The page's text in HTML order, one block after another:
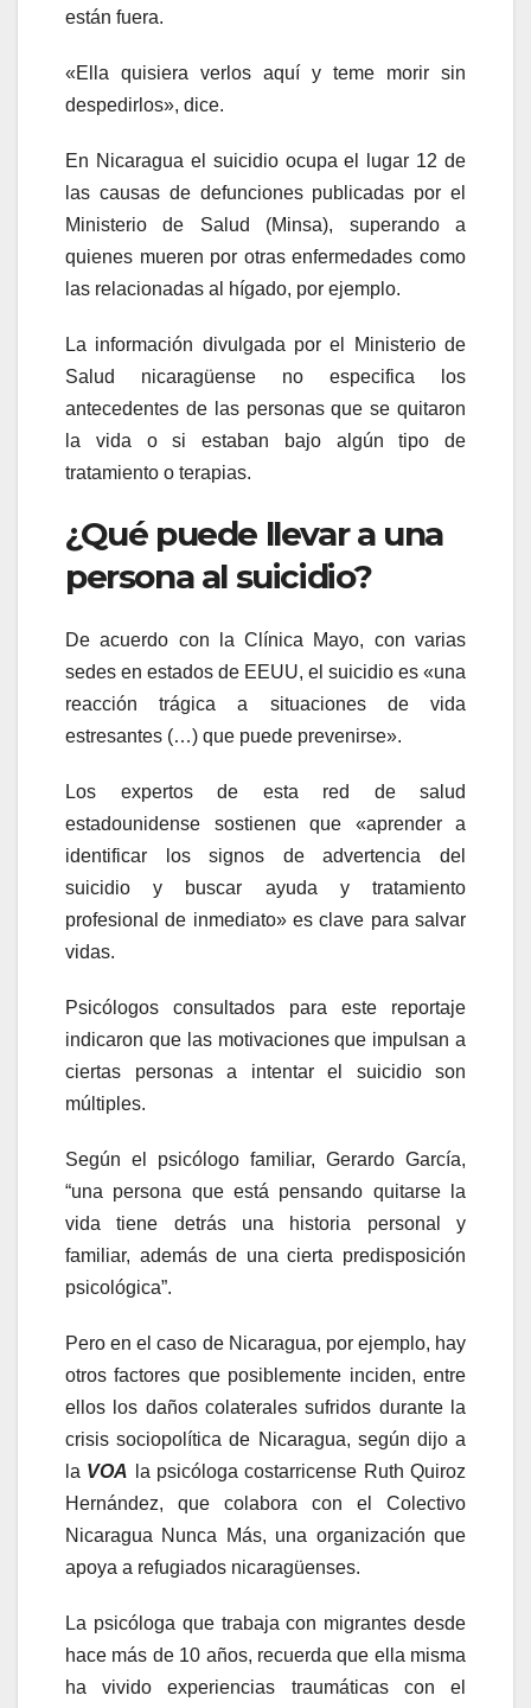
están fuera.
«Ella quisiera verlos aquí y teme morir sin
despedirlos», dice.
En Nicaragua el suicidio ocupa el lugar 12 de
las causas de defunciones publicadas por el
Ministerio de Salud (Minsa), superando a
quienes mueren por otras enfermedades como
las relacionadas al hígado, por ejemplo.
La información divulgada por el Ministerio de
Salud nicaragüense no especifica los
antecedentes de las personas que se quitaron
la vida o si estaban bajo algún tipo de
tratamiento o terapias.
¿Qué puede llevar a una
persona al suicidio?
De acuerdo con la Clínica Mayo, con varias
sedes en estados de EEUU, el suicidio es «una
reacción trágica a situaciones de vida
estresantes (…) que puede prevenirse».
Los expertos de esta red de salud
estadounidense sostienen que «aprender a
identificar los signos de advertencia del
suicidio y buscar ayuda y tratamiento
profesional de inmediato» es clave para salvar
vidas.
Psicólogos consultados para este reportaje
indicaron que las motivaciones que impulsan a
ciertas personas a intentar el suicidio son
múltiples.
Según el psicólogo familiar, Gerardo García,
“una persona que está pensando quitarse la
vida tiene detrás una historia personal y
familiar, además de una cierta predisposición
psicológica”.
Pero en el caso de Nicaragua, por ejemplo, hay
otros factores que posiblemente inciden, entre
ellos los daños colaterales sufridos durante la
crisis sociopolítica de Nicaragua, según dijo a
la VOA la psicóloga costarricense Ruth Quiroz
Hernández, que colabora con el Colectivo
Nicaragua Nunca Más, una organización que
apoya a refugiados nicaragüenses.
La psicóloga que trabaja con migrantes desde
hace más de 10 años, recuerda que ella misma
ha vivido experiencias traumáticas con el